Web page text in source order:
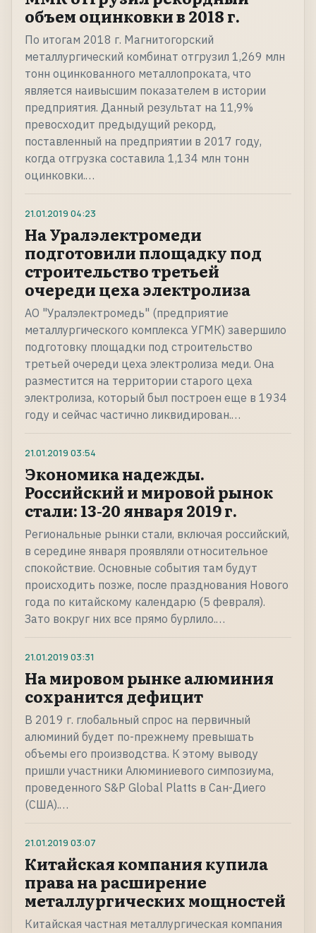
объем оцинковки в 2018 г.
По итогам 2018 г. Магнитогорский
металлургический комбинат отгрузил 1,269 млн
тонн оцинкованного металлопроката, что
является наивысшим показателем в истории
предприятия. Данный результат на 11,9%
превосходит предыдущий рекорд,
поставленный на предприятии в 2017 году,
когда отгрузка составила 1,134 млн тонн
оцинковки.…
21.01.2019 04:23
На Уралэлектромеди
подготовили площадку под
строительство третьей
очереди цеха электролиза
АО "Уралэлектромедь" (предприятие
металлургического комплекса УГМК) завершило
подготовку площадки под строительство
третьей очереди цеха электролиза меди. Она
разместится на территории старого цеха
электролиза, который был построен еще в 1934
году и сейчас частично ликвидирован.…
21.01.2019 03:54
Экономика надежды.
Российский и мировой рынок
стали: 13-20 января 2019 г.
Региональные рынки стали, включая российский,
в середине января проявляли относительное
спокойствие. Основные события там будут
происходить позже, после празднования Нового
года по китайскому календарю (5 февраля).
Зато вокруг них все прямо бурлило.…
21.01.2019 03:31
На мировом рынке алюминия
сохранится дефицит
В 2019 г. глобальный спрос на первичный
алюминий будет по-прежнему превышать
объемы его производства. К этому выводу
пришли участники Алюминиевого симпозиума,
проведенного S&P Global Platts в Сан-Диего
(США).…
21.01.2019 03:07
Китайская компания купила
права на расширение
металлургических мощностей
Китайская частная металлургическая компания